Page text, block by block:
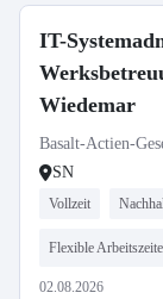
IT-
Wiedemar
Basalt-Actien-
SN
Vollzeit
Flexible
02.08.2026